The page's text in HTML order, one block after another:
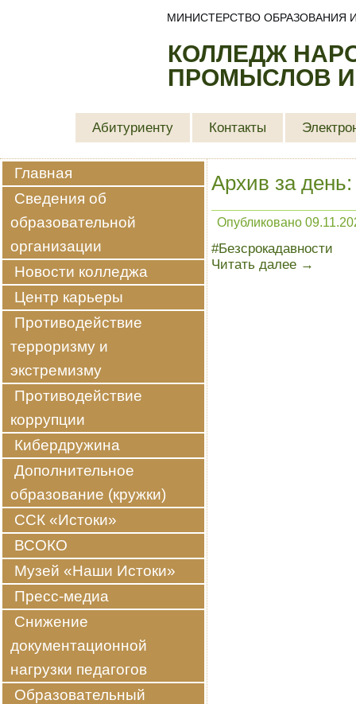
КОЛЛЕДЖ
ПРОМЫСЛОВ
МИНИСТЕРСТВО ОБРАЗОВАНИЯ
Абитуриенту Контакты
Главная
Сведения об
образовательной
организации
Новости колледжа
Центр карьеры
Противодействие
терроризму и
экстремизму
Противодействие
коррупции
Кибердружина
Дополнительное
образование (кружки)
ССК «Истоки»
ВСОКО
Музей «Наши Истоки»
Пресс-медиа
Снижение
документационной
нагрузки педагогов
Образовательный
Архив за
Опубликовано
#Безсрокадавности
Читать далее →